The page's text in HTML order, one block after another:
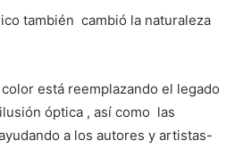
también cambió la naturaleza
está reemplazando el legado
óptica , así como las
a los autores y artistas-